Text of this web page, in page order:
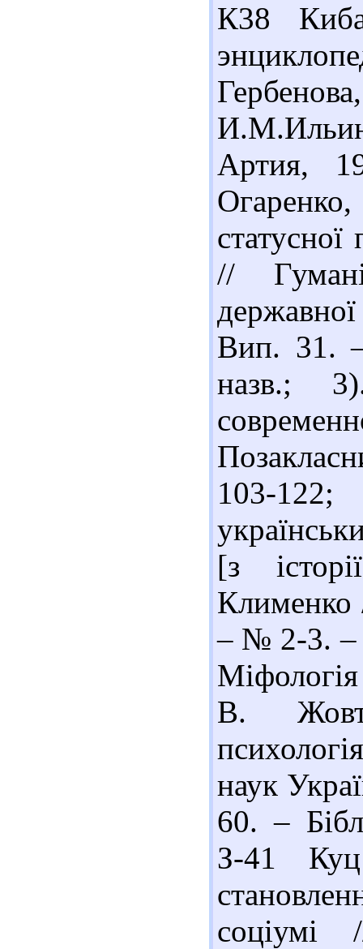
К38
Артия,
//
Вип. 31.
назв.;
103-
[з
Клименко
– № 2-3. –
В.
наук
60. –
З-41